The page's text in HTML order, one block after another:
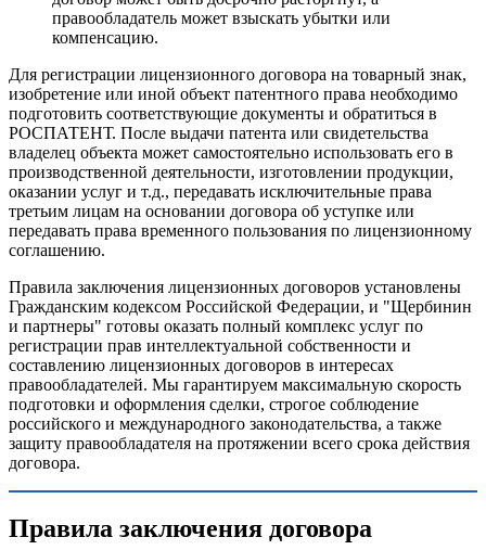
правообладатель может взыскать убытки или
компенсацию.
Для регистрации лицензионного договора на товарный знак,
изобретение или иной объект патентного права необходимо
подготовить соответствующие документы и обратиться в
РОСПАТЕНТ. После выдачи патента или свидетельства
владелец объекта может самостоятельно использовать его в
производственной деятельности, изготовлении продукции,
оказании услуг и т.д., передавать исключительные права
третьим лицам на основании договора об уступке или
передавать права временного пользования по лицензионному
соглашению.
Правила заключения лицензионных договоров установлены
Гражданским кодексом Российской Федерации, и "Щербинин
и партнеры" готовы оказать полный комплекс услуг по
регистрации прав интеллектуальной собственности и
составлению лицензионных договоров в интересах
правообладателей. Мы гарантируем максимальную скорость
подготовки и оформления сделки, строгое соблюдение
российского и международного законодательства, а также
защиту правообладателя на протяжении всего срока действия
договора.
Правила заключения договора